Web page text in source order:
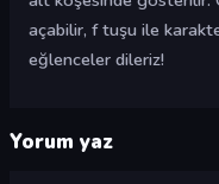
açabilir, f tuşu ile
eğlenceler dileriz!
Yorum yaz